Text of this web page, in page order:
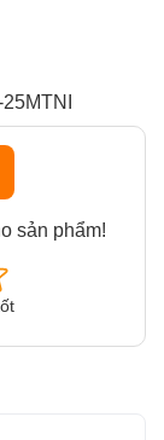
sản phẩm!